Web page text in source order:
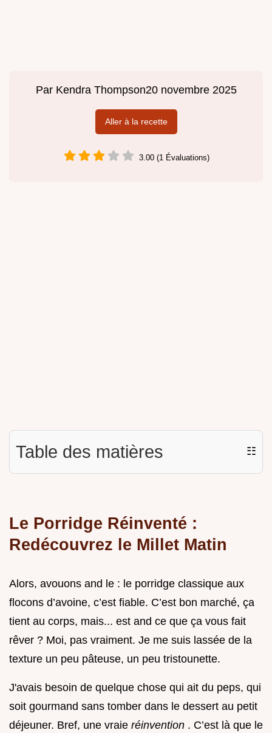
Par Kendra Thompson20 novembre 2025
Aller à la recette
3.00 (1 Évaluations)
Table des matières ☷
Le Porridge Réinventé :
Redécouvrez le Millet Matin
Alors, avouons and le : le porridge classique aux
flocons d’avoine, c’est fiable. C’est bon marché, ça
tient au corps, mais... est and ce que ça vous fait
rêver ? Moi, pas vraiment. Je me suis lassée de la
texture un peu pâteuse, un peu tristounette.
J'avais besoin de quelque chose qui ait du peps, qui
soit gourmand sans tomber dans le dessert au petit
déjeuner. Bref, une vraie réinvention . C’est là que le